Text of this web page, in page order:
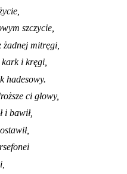
szczycie,
żadnej mitręgi,
kark i kręgi,
hadesowy.
ci głowy,
i bawił,